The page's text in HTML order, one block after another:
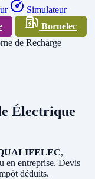
Simulateur
Bornelec
de Recharge
Électrique
,
en entreprise. Devis
déduits.